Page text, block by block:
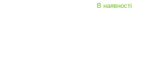
В наявності